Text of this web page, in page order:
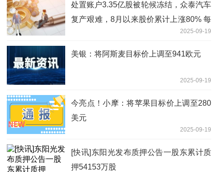
处置账户3.35亿股被轮候冻结，众泰汽车
复产艰难，8月以来股价累计上涨80% 每
2025-09-19
美银：将阿斯麦目标价上调至941欧元
2025-09-19
今亮点！小摩：将苹果目标价上调至280
美元
2025-09-19
[快讯]东阳光发布质押公告一股东累计质
押54153万股